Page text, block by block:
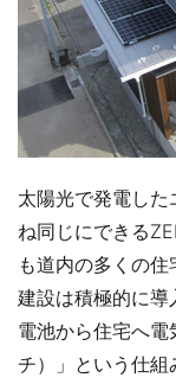
太陽光で発電し
ね同じにできる
も道内の多くの
建設は積極的に
電池から住宅へ
チ）」という仕組